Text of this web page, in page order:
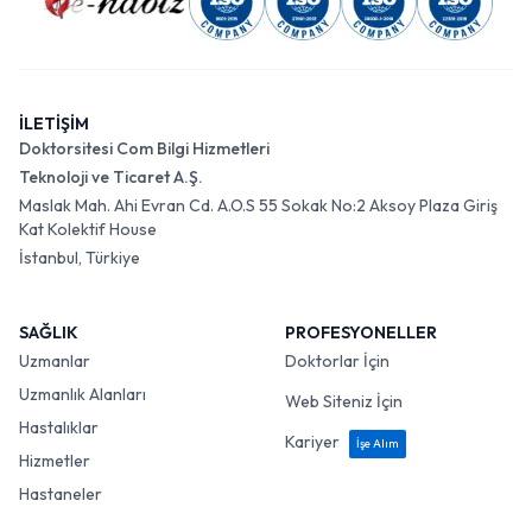
İLETİŞİM
Doktorsitesi Com Bilgi Hizmetleri
Teknoloji ve Ticaret A.Ş.
Maslak Mah. Ahi Evran Cd. A.O.S 55 Sokak No:2 Aksoy Plaza Giriş
Kat Kolektif House
İstanbul, Türkiye
SAĞLIK
Uzmanlar
Uzmanlık Alanları
Hastalıklar
Hizmetler
Hastaneler
PROFESYONELLER
Doktorlar İçin
Web Siteniz İçin
Kariyer
İşe Alım